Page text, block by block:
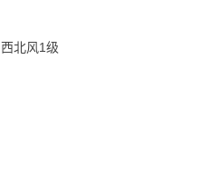
西北风1级